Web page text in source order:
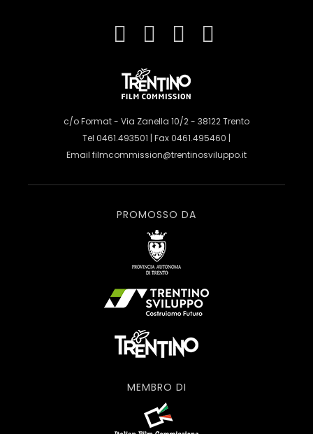
c/o Format - Via Zanella 10/2 - 38122 Trento
Tel 0461.493501 | Fax 0461.495460 |
Email filmcommission@trentinosviluppo.it
PROMOSSO DA
MEMBRO DI